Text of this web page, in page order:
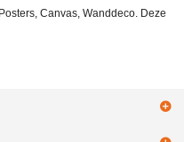
Canvas, Wanddeco. Deze